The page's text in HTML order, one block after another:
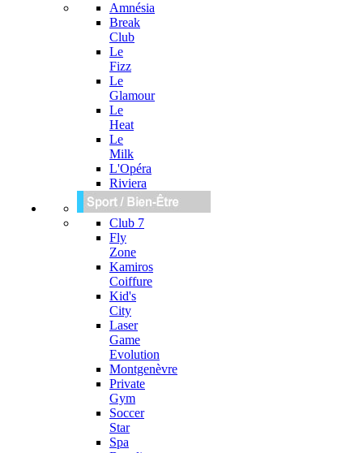
Amnésia
Break
Club
Le
Fizz
Le
Glamour
Le
Heat
Le
Milk
L'Opéra
Riviera
Club 7
Fly
Zone
Kamiros
Coiffure
Kid's
City
Laser
Game
Evolution
Montgenèvre
Private
Gym
Soccer
Star
Spa